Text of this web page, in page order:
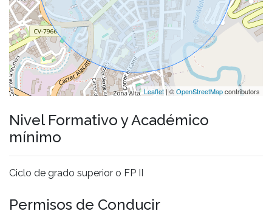
Leaflet | ©OpenStreetMapcontributors
Nivel Formativo y Académico
mínimo
Ciclo de grado superior o FP II
Permisos de Conducir